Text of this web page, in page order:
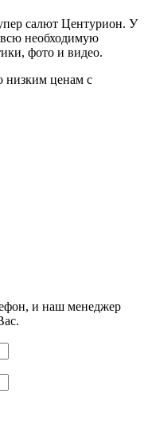
салют Центурион. У
всю необходимую
фото и видео.
низким ценам с
и наш менеджер